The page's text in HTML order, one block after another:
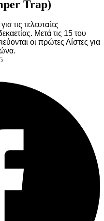
Trap)
τις τελευταίες
Μετά τις 15 του
οι πρώτες Λίστες για